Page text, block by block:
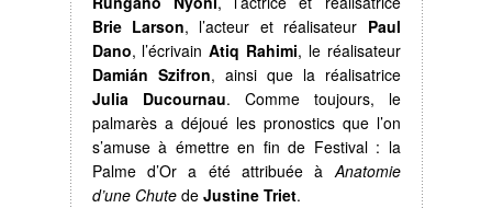
Brie Larson, l’acteur et réalisateur Paul
Dano, l’écrivainAtiq Rahimi, le réalisateur
Damián Szifron, ainsi que la réalisatrice
Julia Ducournau. Comme toujours, le
palmarès a déjoué les pronostics que l’on
s’amuse à émettre en fin de Festival : la
Palme d’Or a été attribuée àAnatomie
d’une Chutede Justine Triet.